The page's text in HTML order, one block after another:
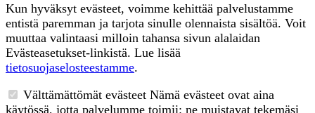
Kun hyväksyt evästeet, voimme kehittää palvelustamme
entistä paremman ja tarjota sinulle olennaista sisältöä. Voit
muuttaa valintaasi milloin tahansa sivun alalaidan
Evästeasetukset-linkistä. Lue lisää
tietosuojaselosteestamme.
Välttämättömät evästeet Nämä evästeet ovat aina
käytössä, jotta palvelumme toimii: ne muistavat tekemäsi